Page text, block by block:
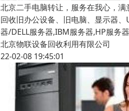
北京二手电脑转让，服务在我心，满
回收旧办公设备、旧电脑、显示器
器/DELL服务器,IBM服务器,HP服务
北京物联设备回收利用有限公司
22-02-08 19:45:01